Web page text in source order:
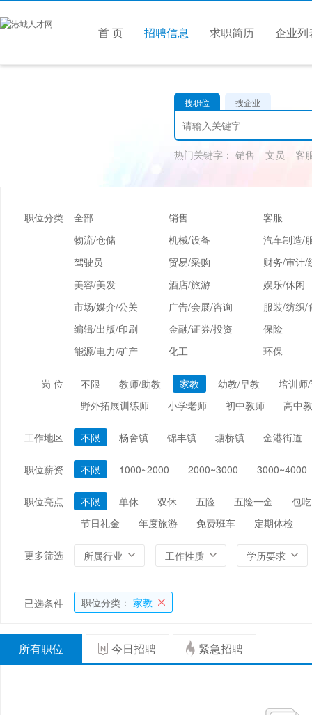
首 页 招聘信息 求职简历 企业列
搜职位 搜企业
热门关键字： 销售 文员 客
职位分类 全部 销售
客服
物流/仓储
机械/设备
汽车制造/
驾驶员
贸易/采购
财务/审计/
美容/美发
酒店/旅游
娱乐/休闲
市场/媒介/公关
广告/会展/咨询
服装/纺织/
编辑/出版/印刷
金融/证券/投资
保险
能源/电力/矿产
化工 环保
岗 位 不限 教师/助教 家教 幼教/早教
培训师
野外拓展训练师
小学老师 初中教师 高中
工作地区 不限 杨舍镇 锦丰镇 塘桥镇 金港街道
职位薪资 不限 1000~2000 2000~3000 3000~4000
职位亮点 不限 单休 双休 五险 五险一金
包吃
节日礼金
年度旅游 免费班车 定期体检
更多筛选 所属行业 工作性质 学历要求
已选条件 职位分类： 家教
所有职位 今日招聘 紧急招聘